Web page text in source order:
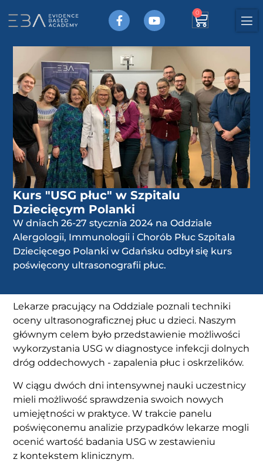
0
Kurs "USG płuc" w Szpitalu
Dziecięcym Polanki
W dniach 26-27 stycznia 2024 na Oddziale
Alergologii, Immunologii i Chorób Płuc Szpitala
Dziecięcego Polanki w Gdańsku odbył się kurs
poświęcony ultrasonografii płuc.
Lekarze pracujący na Oddziale poznali techniki
oceny ultrasonograficznej płuc u dzieci. Naszym
głównym celem było przedstawienie możliwości
wykorzystania USG w diagnostyce infekcji dolnych
dróg oddechowych - zapalenia płuc i oskrzelików.
W ciągu dwóch dni intensywnej nauki uczestnicy
mieli możliwość sprawdzenia swoich nowych
umiejętności w praktyce. W trakcie panelu
poświęconemu analizie przypadków lekarze mogli
ocenić wartość badania USG w zestawieniu
z kontekstem klinicznym.